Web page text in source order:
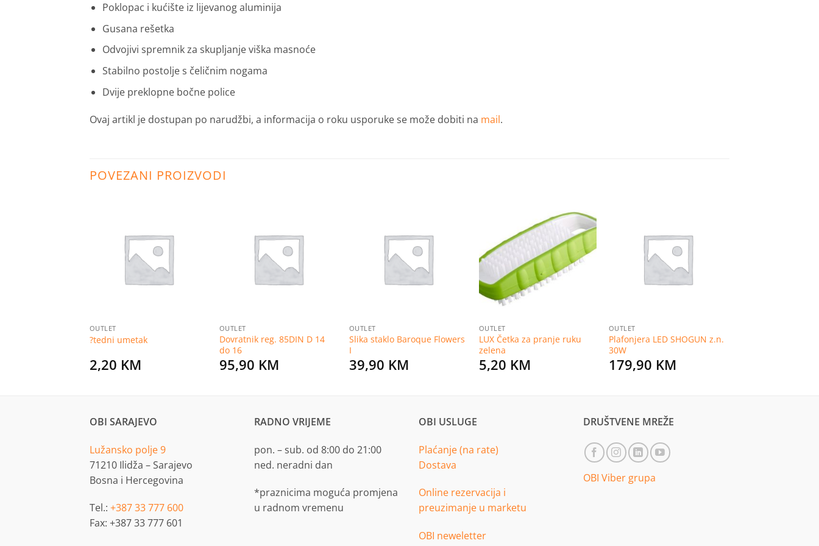
Poklopac i kućište iz lijevanog aluminija
Gusana rešetka
Odvojivi spremnik za skupljanje viška masnoće
Stabilno postolje s čeličnim nogama
Dvije preklopne bočne police
Ovaj artikl je dostupan po narudžbi, a informacija o roku usporuke se može dobiti na mail.
POVEZANI PROIZVODI
OUTLET
?tedni umetak
2,20 KM
OUTLET
Dovratnik reg. 85DIN D 14
do 16
95,90 KM
OUTLET
Slika staklo Baroque Flowers
I
39,90 KM
Dodaj
na
listu
želja
OUTLET
LUX Četka za pranje ruku
zelena
5,20 KM
OUTLET
Plafonjera LED SHOGUN z.n.
30W
179,90 KM
OBI SARAJEVO
Lužansko polje 9
71210 Ilidža – Sarajevo
Bosna i Hercegovina
Tel.: +387 33 777 600
Fax: +387 33 777 601
RADNO VRIJEME
pon. – sub. od 8:00 do 21:00
ned. neradni dan
*praznicima moguća promjena
u radnom vremenu
OBI USLUGE
Plaćanje (na rate)
Dostava
Online rezervacija i
preuzimanje u marketu
OBI neweletter
DRUŠTVENE MREŽE
OBI Viber grupa